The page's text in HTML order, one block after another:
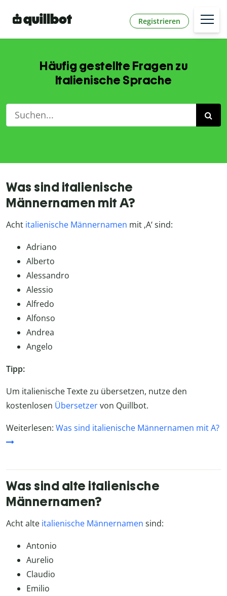
Registrieren
Häufig gestellte Fragen zu
Italienische Sprache
Was sind italienische
Männernamen mit A?
Acht italienische Männernamen mit ‚A‘ sind:
Adriano
Alberto
Alessandro
Alessio
Alfredo
Alfonso
Andrea
Angelo
Tipp:
Um italienische Texte zu übersetzen, nutze den
kostenlosen Übersetzervon Quillbot.
Weiterlesen: Was sind italienische Männernamen mit A?
Was sind alte italienische
Männernamen?
Acht alte italienische Männernamen sind:
Antonio
Aurelio
Claudio
Emilio